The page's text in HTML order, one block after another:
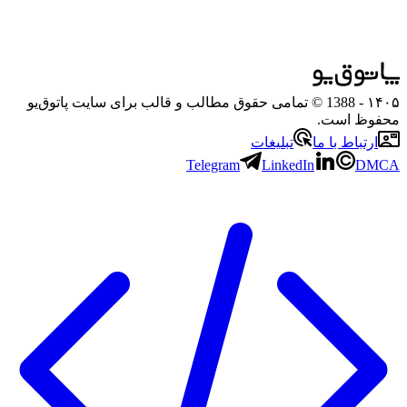
۱۴۰۵
- 1388 © تمامی حقوق مطالب و قالب برای سایت پاتوق‌یو
محفوظ است.
ارتباط با ما
تبلیغات
Telegram
LinkedIn DMCA